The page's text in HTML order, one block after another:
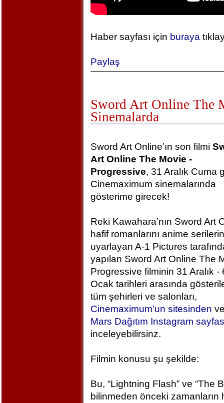
Haber sayfası için buraya
Paylaş
Sword Art Online The
Sinemalarda
Sword Art Online’ın son filmi
Art Online The Movie -
Progressive, 31 Aralık Cuma
Cinemaximum sinemalarında
gösterime girecek!
Reki Kawahara’nın Sword Art
hafif romanlarını anime
uyarlayan A-1 Pictures
yapılan Sword Art Online The
Progressive filminin 31 Aralık -
Ocak tarihleri arasında
tüm şehirleri ve salonları,
Cinemaximum’un sitesinden
Mars Dağıtım Instagram
inceleyebilirsinz.
Filmin konusu şu şekilde:
Bu, “Lightning Flash” ve “The
bilinmeden önceki zamanların